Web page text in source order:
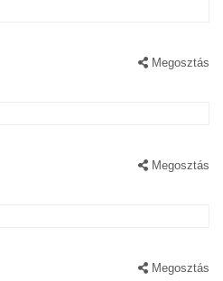
Megosztás
Megosztás
Megosztás